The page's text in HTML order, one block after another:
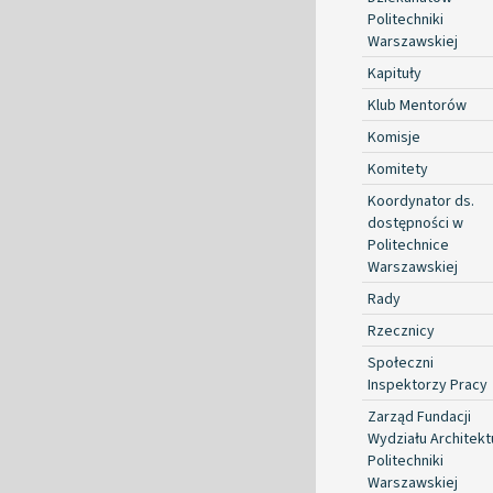
Politechniki
Warszawskiej
Kapituły
Klub Mentorów
Komisje
Komitety
Koordynator ds.
dostępności w
Politechnice
Warszawskiej
Rady
Rzecznicy
Społeczni
Inspektorzy Pracy
Zarząd Fundacji
Wydziału
Politechniki
Warszawskiej